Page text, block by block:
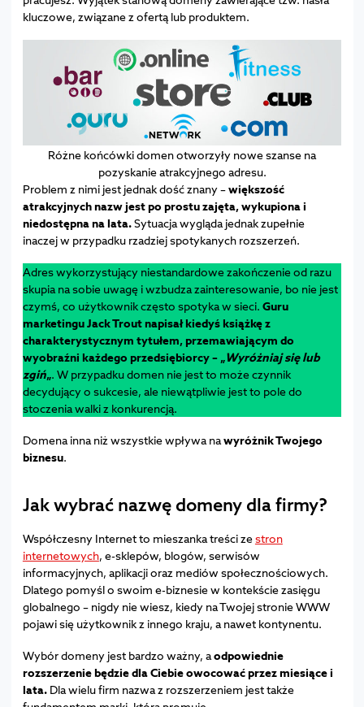
kluczowe, związane z ofertą lub produktem.
Różne końcówki domen otworzyły nowe szanse na
pozyskanie atrakcyjnego adresu.
Problem z nimi jest jednak dość znany –większość
atrakcyjnych nazw jest po prostu zajęta, wykupiona i
niedostępna na lata.Sytuacja wygląda jednak zupełnie
inaczej w przypadku rzadziej spotykanych rozszerzeń.
Adres wykorzystujący niestandardowe zakończenie od razu
skupia na sobie uwagę i wzbudza zainteresowanie, bo nie jest
czymś, co użytkownik często spotyka w sieci. Guru
marketingu Jack Trout napisał kiedyś książkę z
charakterystycznym tytułem, przemawiającym do
wyobraźni każdego przedsiębiorcy – „Wyróżniaj się lub
zgiń„. W przypadku domen nie jest to może czynnik
decydujący o sukcesie, ale niewątpliwie jest to pole do
stoczenia walki z konkurencją.
Domena inna niż wszystkie wpływa nawyróżnik Twojego
biznesu.
Jak wybrać nazwę domeny dla firmy?
Współczesny Internet to mieszanka treści zestron
internetowych, e-sklepów, blogów, serwisów
informacyjnych, aplikacji oraz mediów społecznościowych.
Dlatego pomyśl o swoim e-biznesie w kontekście zasięgu
globalnego – nigdy nie wiesz, kiedy na Twojej stronie WWW
pojawi się użytkownik z innego kraju, a nawet kontynentu.
Wybór domeny jest bardzo ważny, aodpowiednie
rozszerzenie będzie dla Ciebie owocować przez miesiące i
lata.Dla wielu firm nazwa z rozszerzeniem jest także